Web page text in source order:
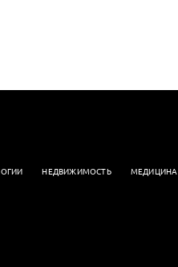
НЕДВИЖИМОСТЬ МЕДИЦИНА